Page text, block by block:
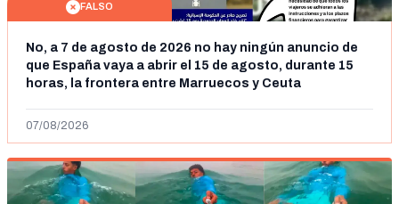
FALSO
No, a 7 de agosto de 2026 no hay ningún anuncio de
que España vaya a abrir el 15 de agosto, durante 15
horas, la frontera entre Marruecos y Ceuta
07/08/2026